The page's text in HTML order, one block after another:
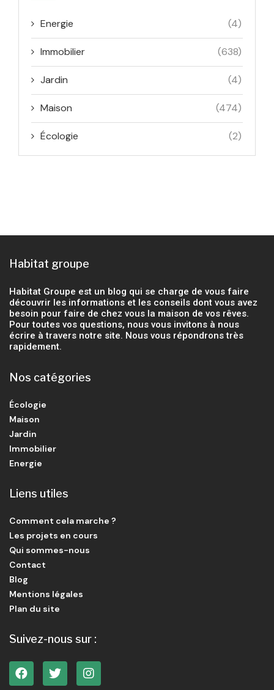
Energie (4)
Immobilier (638)
Jardin (4)
Maison (474)
Écologie (2)
Habitat groupe
Habitat Groupe est un blog qui se charge de vous faire
découvrir les informations et les conseils dont vous avez
besoin pour faire de chez vous la maison de vos rêves.
Pour toutes vos questions, nous vous invitons à nous
écrire à travers notre site. Nous vous répondrons très
rapidement.
Nos catégories
Écologie
Maison
Jardin
Immobilier
Energie
Liens utiles
Comment cela marche ?
Les projets en cours
Qui sommes-nous
Contact
Blog
Mentions légales
Plan du site
Suivez-nous sur :